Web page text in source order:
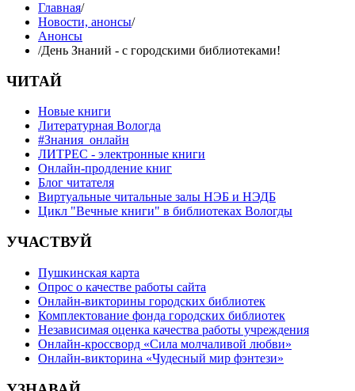
Главная/
Новости, анонсы/
Анонсы
/День Знаний - c городскими библиотеками!
ЧИТАЙ
Новые книги
Литературная Вологда
#Знания_онлайн
ЛИТРЕС - электронные книги
Онлайн-продление книг
Блог читателя
Виртуальные читальные залы НЭБ и НЭДБ
Цикл "Вечные книги" в библиотеках Вологды
УЧАСТВУЙ
Пушкинская карта
Опрос о качестве работы сайта
Онлайн-викторины городских библиотек
Комплектование фонда городских библиотек
Независимая оценка качества работы учреждения
Онлайн-кроссворд «Сила молчаливой любви»
Онлайн-викторина «Чудесный мир фэнтези»